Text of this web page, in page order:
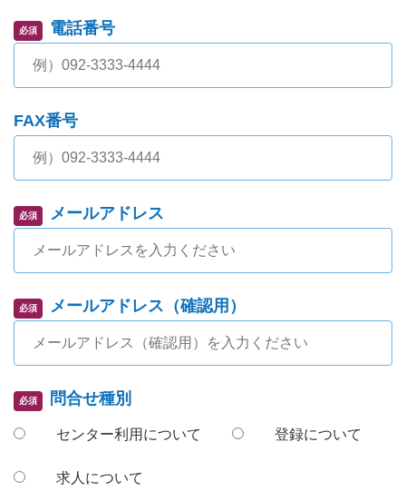
必須 電話番号
FAX番号
必須 メールアドレス
必須 メールアドレス（確認用）
必須 問合せ種別
センター利用について 登録について
求人について